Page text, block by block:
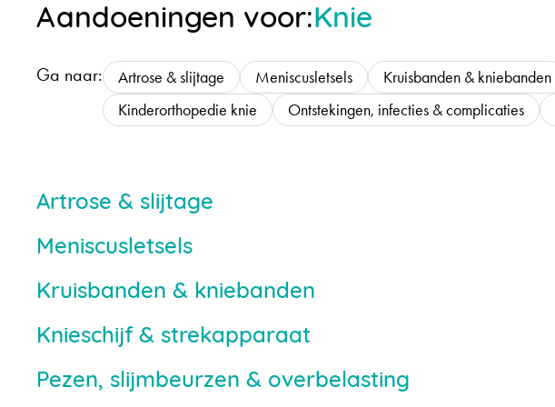
Aandoeningen voor:Knie
Ga naar: Artrose & slijtage Meniscusletsels Kruisbanden & kniebanden
Kinderorthopedie knie
Ontstekingen, infecties & complicaties
Artrose & slijtage
Meniscusletsels
Kruisbanden & kniebanden
Knieschijf & strekapparaat
Pezen, slijmbeurzen & overbelasting